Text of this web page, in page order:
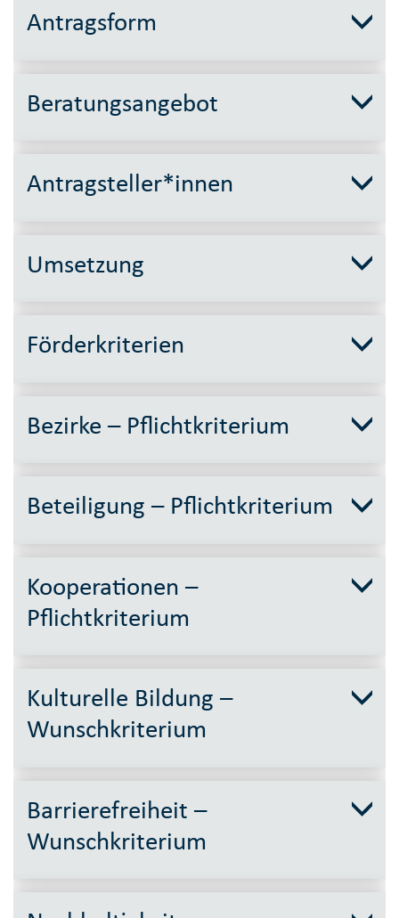
Antragsform
Beratungsangebot
Antragsteller*innen
Umsetzung
Förderkriterien
Bezirke – Pflichtkriterium
Beteiligung – Pflichtkriterium
Kooperationen –
Pflichtkriterium
Kulturelle Bildung –
Wunschkriterium
Barrierefreiheit –
Wunschkriterium